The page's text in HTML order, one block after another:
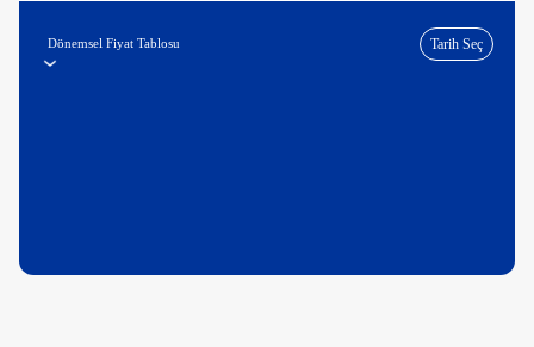
Dönemsel Fiyat Tablosu Tarih Seç